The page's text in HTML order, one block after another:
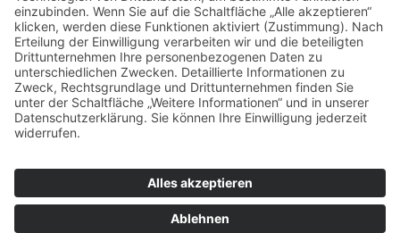
Anliegen
Ihre Nachricht
Senden